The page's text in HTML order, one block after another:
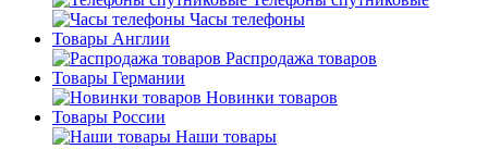
Часы телефоны
Товары Англии
Распродажа товаров
Товары Германии
Новинки товаров
Товары России
Наши товары